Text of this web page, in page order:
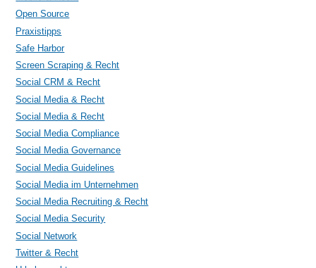
Open Source
Praxistipps
Safe Harbor
Screen Scraping & Recht
Social CRM & Recht
Social Media & Recht
Social Media & Recht
Social Media Compliance
Social Media Governance
Social Media Guidelines
Social Media im Unternehmen
Social Media Recruiting & Recht
Social Media Security
Social Network
Twitter & Recht